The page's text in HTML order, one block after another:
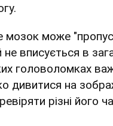
мозок може
вписується в
головоломках
дивитися на
різні його